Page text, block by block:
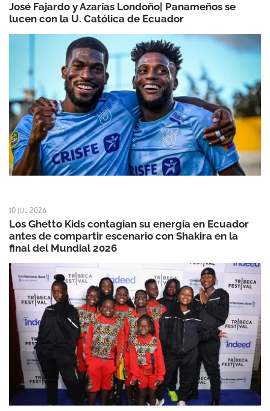
José Fajardo y Azarías Londoño| Panameños se
lucen con la U. Católica de Ecuador
10 JUL 2026
Los Ghetto Kids contagian su energía en Ecuador
antes de compartir escenario con Shakira en la
final del Mundial 2026